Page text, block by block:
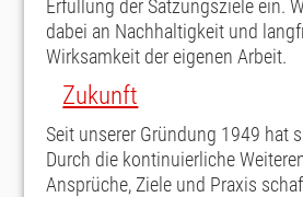
Erfüllung der Satzungsziele ein.
dabei an Nachhaltigkeit und
Wirksamkeit der eigenen Arbeit.
Zukunft
Seit unserer Gründung 1949 hat
Durch die kontinuierliche
Ansprüche, Ziele und Praxis